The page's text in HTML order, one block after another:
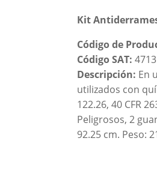
Kit
Código de
Código SAT:
Descripción: En
utilizados con
122.26, 40 CFR
Peligrosos, 2
92.25 cm. Peso: